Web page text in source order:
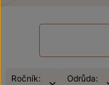
Ročník:
Odrůda: